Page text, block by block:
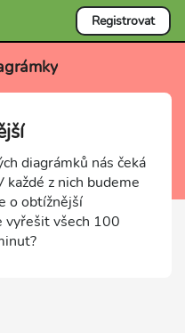
Registrovat
diagrámků nás čeká
každé z nich budeme
o obtížnější
vyřešit všech 100